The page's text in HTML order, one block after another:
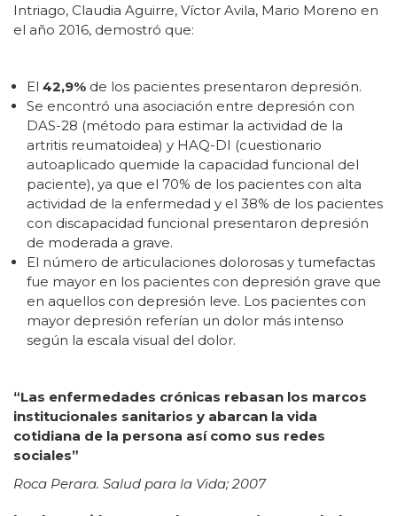
Intriago, Claudia Aguirre, Víctor Avila, Mario Moreno en
el año 2016, demostró que:
El 42,9% de los pacientes presentaron depresión.
Se encontró una asociación entre depresión con
DAS-28 (método para estimar la actividad de la
artritis reumatoidea) y HAQ-DI (cuestionario
autoaplicado quemide la capacidad funcional del
paciente), ya que el 70% de los pacientes con alta
actividad de la enfermedad y el 38% de los pacientes
con discapacidad funcional presentaron depresión
de moderada a grave.
El número de articulaciones dolorosas y tumefactas
fue mayor en los pacientes con depresión grave que
en aquellos con depresión leve. Los pacientes con
mayor depresión referían un dolor más intenso
según la escala visual del dolor.
“Las enfermedades crónicas rebasan los marcos
institucionales sanitarios y abarcan la vida
cotidiana de la persona así como sus redes
sociales”
Roca Perara. Salud para la Vida; 2007